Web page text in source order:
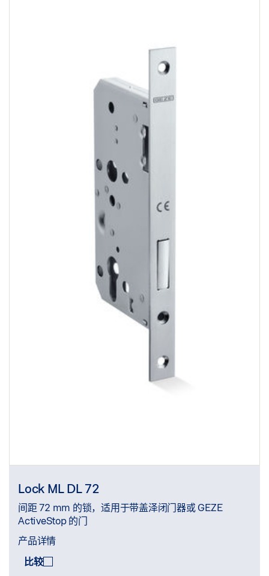
Lock ML DL 72
间距 72 mm 的锁，适用于带盖泽闭门器或 GEZE
ActiveStop 的门
产品详情
比较